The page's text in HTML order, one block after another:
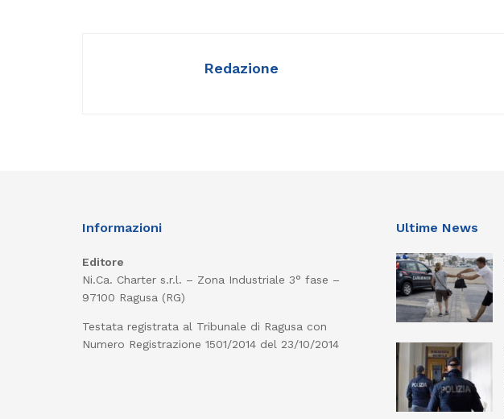
Redazione
Informazioni
Editore
Ni.Ca. Charter s.r.l. – Zona Industriale 3° fase –
97100 Ragusa (RG)
Testata registrata al Tribunale di Ragusa con
Numero Registrazione 1501/2014 del 23/10/2014
Ultime News